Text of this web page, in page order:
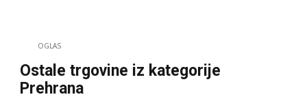
OGLAS
Ostale trgovine iz kategorije
Prehrana